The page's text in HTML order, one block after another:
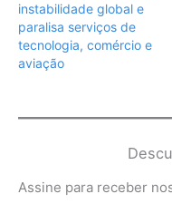
instabilidade global e
paralisa serviços de
tecnologia, comércio e
aviação
Assine para receber